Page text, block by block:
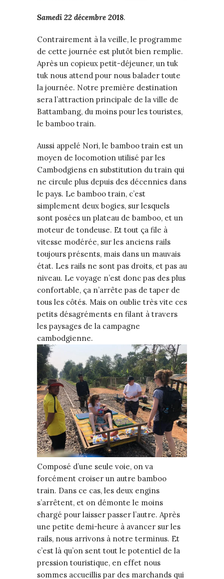
Samedi 22 décembre 2018.
Contrairement à la veille, le programme
de cette journée est plutôt bien remplie.
Après un copieux petit-déjeuner, un tuk
tuk nous attend pour nous balader toute
la journée. Notre première destination
sera l’attraction principale de la ville de
Battambang, du moins pour les touristes,
le bamboo train.
Aussi appelé Nori, le bamboo train est un
moyen de locomotion utilisé par les
Cambodgiens en substitution du train qui
ne circule plus depuis des décennies dans
le pays. Le bamboo train, c’est
simplement deux bogies, sur lesquels
sont posées un plateau de bamboo, et un
moteur de tondeuse. Et tout ça file à
vitesse modérée, sur les anciens rails
toujours présents, mais dans un mauvais
état. Les rails ne sont pas droits, et pas au
niveau. Le voyage n’est donc pas des plus
confortable, ça n’arrête pas de taper de
tous les côtés. Mais on oublie très vite ces
petits désagréments en filant à travers
les paysages de la campagne
cambodgienne.
Composé d’une seule voie, on va
forcément croiser un autre bamboo
train. Dans ce cas, les deux engins
s’arrêtent, et on démonte le moins
chargé pour laisser passer l’autre. Après
une petite demi-heure à avancer sur les
rails, nous arrivons à notre terminus. Et
c’est là qu’on sent tout le potentiel de la
pression touristique, en effet nous
sommes accueillis par des marchands qui